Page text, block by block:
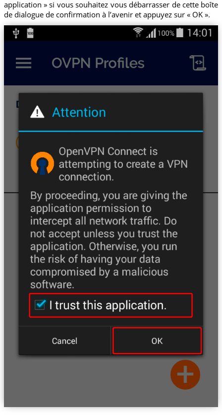
application » si vous souhaitez vous débarrasser de cette boîte
de dialogue de confirmation à l’avenir et appuyez sur « OK ».